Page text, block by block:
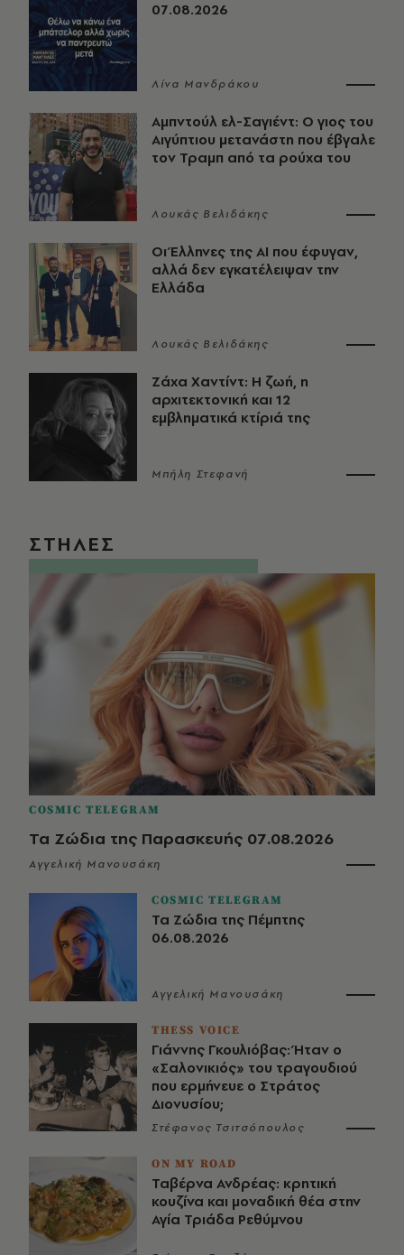
07.08.2026
Λίνα Μανδράκου
Αμπντούλ ελ-Σαγιέντ: Ο γιος του
Αιγύπτιου μετανάστη που έβγαλε
τον Τραμπ από τα ρούχα του
Λουκάς Βελιδάκης
Οι Έλληνες της ΑΙ που έφυγαν,
αλλά δεν εγκατέλειψαν την
Ελλάδα
Λουκάς Βελιδάκης
Ζάχα Χαντίντ: Η ζωή, η
αρχιτεκτονική και 12
εμβληματικά κτίριά της
Μπήλη Στεφανή
ΣΤΗΛΕΣ
COSMIC TELEGRAM
Τα Ζώδια της Παρασκευής 07.08.2026
Αγγελική Μανουσάκη
COSMIC TELEGRAM
Τα Ζώδια της Πέμπτης
06.08.2026
Αγγελική Μανουσάκη
THESS VOICE
Γιάννης Γκουλιόβας: Ήταν ο
«Σαλονικιός» του τραγουδιού
που ερμήνευε ο Στράτος
Διονυσίου;
Στέφανος Τσιτσόπουλος
ON MY ROAD
Ταβέρνα Ανδρέας: κρητική
κουζίνα και μοναδική θέα στην
Αγία Τριάδα Ρεθύμνου